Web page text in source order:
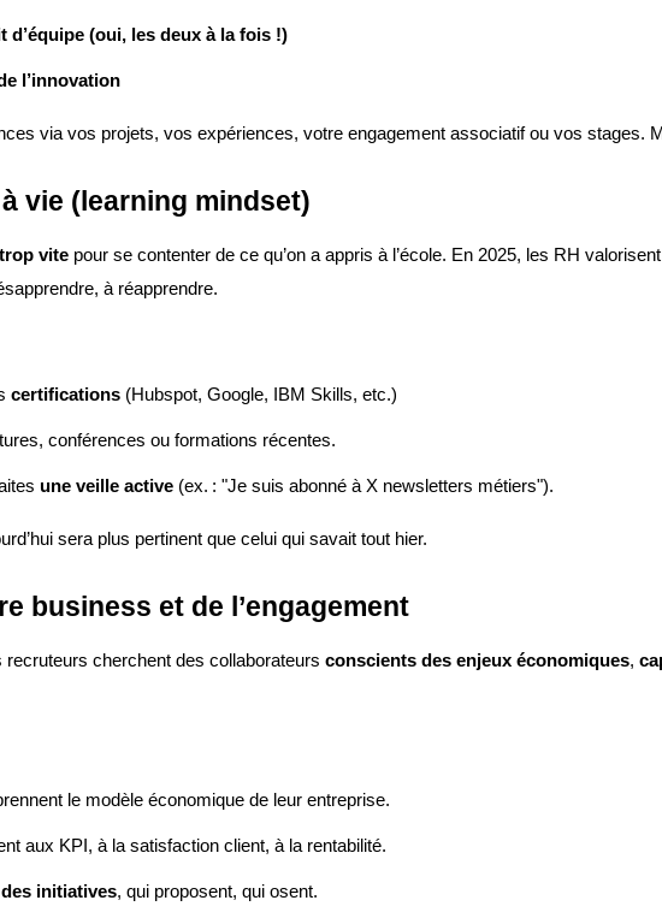
d’équipe (oui, les deux à la fois !)
l’innovation
via vos projets, vos expériences, votre engagement associatif ou vos stages.
vie (learning mindset)
vite pour se contenter de ce qu’on a appris à l’école. En 2025, les RH
à réapprendre.
certifications (Hubspot, Google, IBM Skills, etc.)
conférences ou formations récentes.
une veille active (ex. : "Je suis abonné à X newsletters métiers").
sera plus pertinent que celui qui savait tout hier.
business et de l’engagement
cherchent des collaborateurs conscients des enjeux économiques,
le modèle économique de leur entreprise.
aux KPI, à la satisfaction client, à la rentabilité.
initiatives, qui proposent, qui osent.